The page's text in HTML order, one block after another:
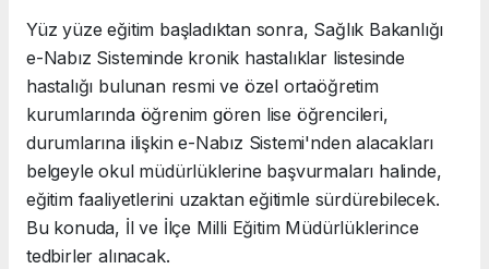
Yüz yüze eğitim başladıktan sonra, Sağlık Bakanlığı
e-Nabız Sisteminde kronik hastalıklar listesinde
hastalığı bulunan resmi ve özel ortaöğretim
kurumlarında öğrenim gören lise öğrencileri,
durumlarına ilişkin e-Nabız Sistemi'nden alacakları
belgeyle okul müdürlüklerine başvurmaları halinde,
eğitim faaliyetlerini uzaktan eğitimle sürdürebilecek.
Bu konuda, İl ve İlçe Milli Eğitim Müdürlüklerince
tedbirler alınacak.